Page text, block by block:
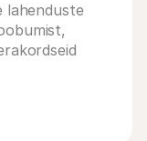
lahenduste